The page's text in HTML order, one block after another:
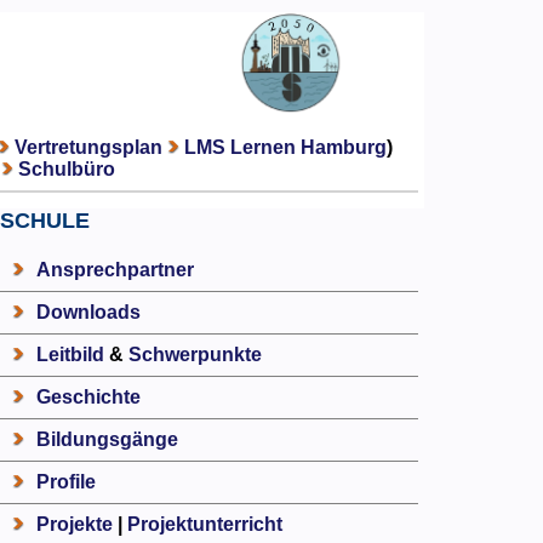
Vertretungsplan LMS Lernen Hamburg)
Schulbüro
SCHULE
Ansprechpartner
Downloads
Leitbild & Schwerpunkte
Geschichte
Bildungsgänge
Profile
Projekte| Projektunterricht